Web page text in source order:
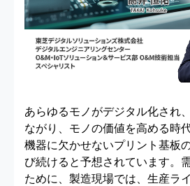
あらゆるモノがデジタル化され
ながり、モノの価値を高める時
機器に欠かせないプリント基板
び続けると予想されています。
ために、製造現場では、生産ラ